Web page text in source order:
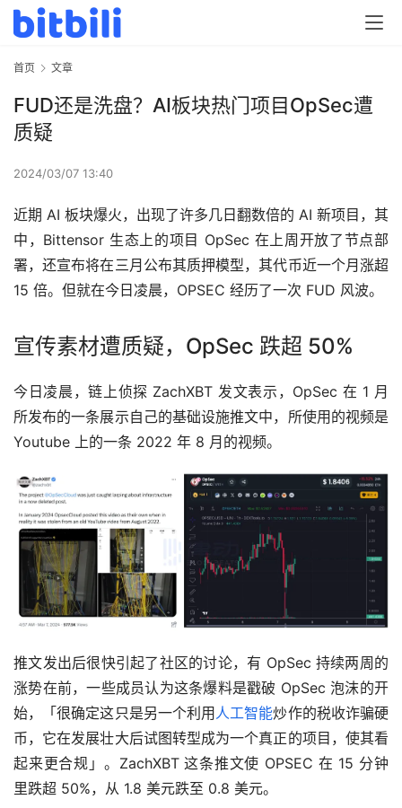
首页 文章
FUD还是洗盘？AI板块热门项目OpSec遭
质疑
2024/03/07 13:40
近期 AI 板块爆火，出现了许多几日翻数倍的 AI 新项目，其
中，Bittensor 生态上的项目 OpSec 在上周开放了节点部
署，还宣布将在三月公布其质押模型，其代币近一个月涨超
15 倍。但就在今日凌晨，OPSEC 经历了一次 FUD 风波。
宣传素材遭质疑，OpSec 跌超 50%
今日凌晨，链上侦探 ZachXBT 发文表示，OpSec 在 1 月
所发布的一条展示自己的基础设施推文中，所使用的视频是
Youtube 上的一条 2022 年 8 月的视频。
推文发出后很快引起了社区的讨论，有 OpSec 持续两周的
涨势在前，一些成员认为这条爆料是戳破 OpSec 泡沫的开
始，「很确定这只是另一个利用 人工智能炒作的税收诈骗硬
币，它在发展壮大后试图转型成为一个真正的项目，使其看
起来更合规」。ZachXBT 这条推文使 OPSEC 在 15 分钟
里跌超 50%，从 1.8 美元跌至 0.8 美元。